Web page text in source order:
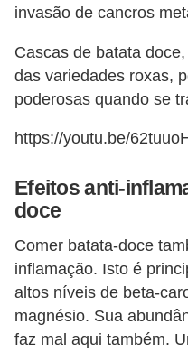
invasão de cancros
Cascas de batata
das variedades roxas,
poderosas quando se
https://youtu.be/
Efeitos anti-
doce
Comer batata-doce
inflamação. Isto é
altos níveis de beta-
magnésio. Sua
faz mal aqui também.